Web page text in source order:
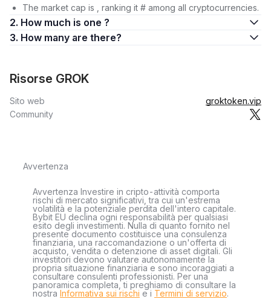
The market cap is , ranking it # among all cryptocurrencies.
2. How much is one ?
3. How many are there?
Risorse GROK
Sito web
groktoken.vip
Community
Avvertenza
Avvertenza Investire in cripto-attività comporta
rischi di mercato significativi, tra cui un'estrema
volatilità e la potenziale perdita dell'intero capitale.
Bybit EU declina ogni responsabilità per qualsiasi
esito degli investimenti. Nulla di quanto fornito nel
presente documento costituisce una consulenza
finanziaria, una raccomandazione o un'offerta di
acquisto, vendita o detenzione di asset digitali. Gli
investitori devono valutare autonomamente la
propria situazione finanziaria e sono incoraggiati a
consultare consulenti professionisti. Per una
panoramica completa, ti preghiamo di consultare la
nostra Informativa sui rischi e i Termini di servizio.